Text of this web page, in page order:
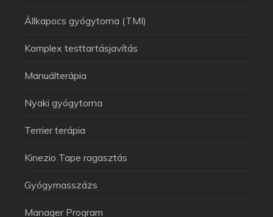
Állkapocs gyógytorna (TMI)
Komplex testtartásjavítás
Manuálterápia
Nyaki gyógytorna
Terrier terápia
Kinezio Tape ragasztás
Gyógymasszázs
Manager Program